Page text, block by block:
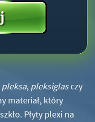
pleksa, pleksiglasczy
materiał, który
Płyty plexi na